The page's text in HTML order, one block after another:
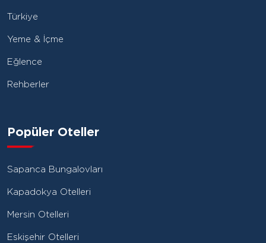
Türkiye
Yeme & İçme
Eğlence
Rehberler
Popüler Oteller
Sapanca Bungalovları
Kapadokya Otelleri
Mersin Otelleri
Eskişehir Otelleri